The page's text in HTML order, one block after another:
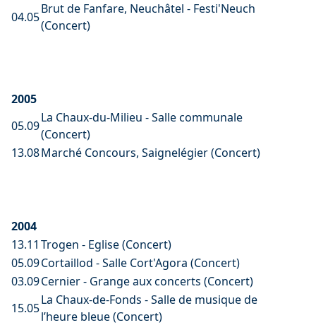
04.05
Brut de Fanfare, Neuchâtel - Festi'Neuch
(Concert)
2005
05.09
La Chaux-du-Milieu - Salle communale
(Concert)
13.08Marché Concours, Saignelégier (Concert)
2004
13.11 Trogen - Eglise (Concert)
05.09Cortaillod - Salle Cort'Agora (Concert)
03.09Cernier - Grange aux concerts (Concert)
15.05
La Chaux-de-Fonds - Salle de musique de
l’heure bleue (Concert)